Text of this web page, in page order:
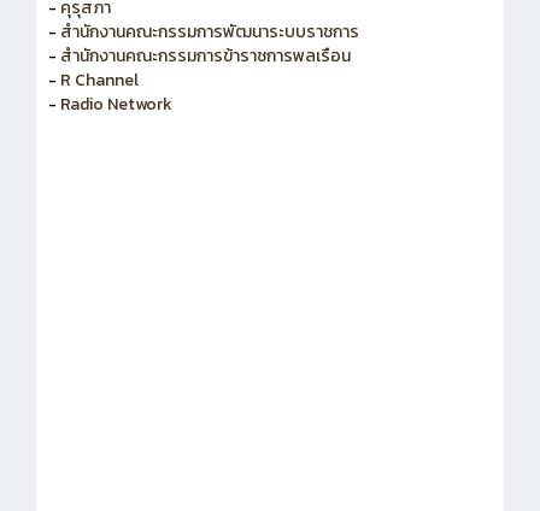
- สำนักงาน ก.ค.ศ.
- คุรุสภา
- สำนักงานคณะกรรมการพัฒนาระบบราชการ
- สำนักงานคณะกรรมการข้าราชการพลเรือน
- R Channel